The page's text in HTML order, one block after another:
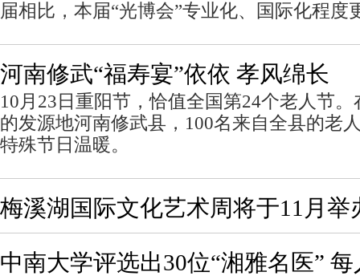
届相比，本届“光博会”专业化、国际化程度
河南修武“福寿宴”依依 孝风绵长
10月23日重阳节，恰值全国第24个老人节
的发源地河南修武县，100名来自全县的老
特殊节日温暖。
梅溪湖国际文化艺术周将于11月举
中南大学评选出30位“湘雅名医”